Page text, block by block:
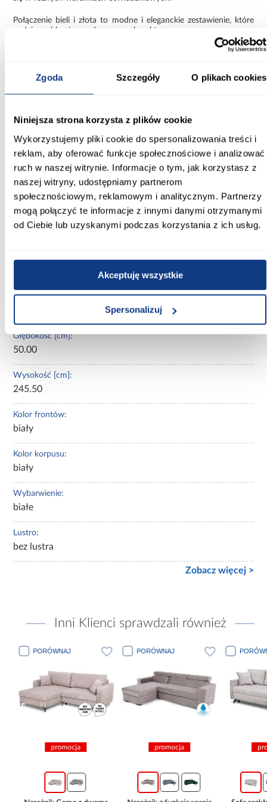
Zgoda Szczegóły O plikach cookies
Niniejsza strona korzysta z plików cookie
Wykorzystujemy pliki cookie do spersonalizowania treści i
reklam, aby oferować funkcje społecznościowe i analizować
ruch w naszej witrynie. Informacje o tym, jak korzystasz z
naszej witryny, udostępniamy partnerom
społecznościowym, reklamowym i analitycznym. Partnerzy
mogą połączyć te informacje z innymi danymi otrzymanymi
od Ciebie lub uzyskanymi podczas korzystania z ich usług.
Akceptuję wszystkie
Spersonalizuj
Połączenie bieli i złota to modne i eleganckie zestawienie, które
nadaje meblowi ponadczasowy charakter.
Szafa Como 3-140 biały/złoty to praktyczne rozwiązanie dla osób
poszukujących nowoczesnej i pojemnej szafy o estetycznym
wyglądzie. Solidna konstrukcja oraz dopracowane detale
Informacje Transport Informacje o
Kształt:
proste
Rodzaj drzwi:
uchylne
Szerokość [cm]:
Głębokość [cm]:
50.00
Wysokość [cm]:
245.50
Kolor frontów:
biały
Kolor korpusu:
biały
Wybarwienie:
białe
Lustro:
bez lustra
Zobacz więcej >
Inni Klienci sprawdzali również
PORÓWNAJ
promocja
PORÓWNAJ
promocja